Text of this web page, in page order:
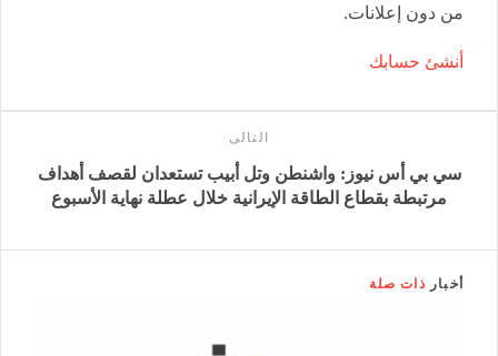
من دون إعلانات.
أنشئ حسابك
التالى
سي بي أس نيوز: واشنطن وتل أبيب تستعدان لقصف أهداف
مرتبطة بقطاع الطاقة الإيرانية خلال عطلة نهاية الأسبوع
أخبار ذات صلة